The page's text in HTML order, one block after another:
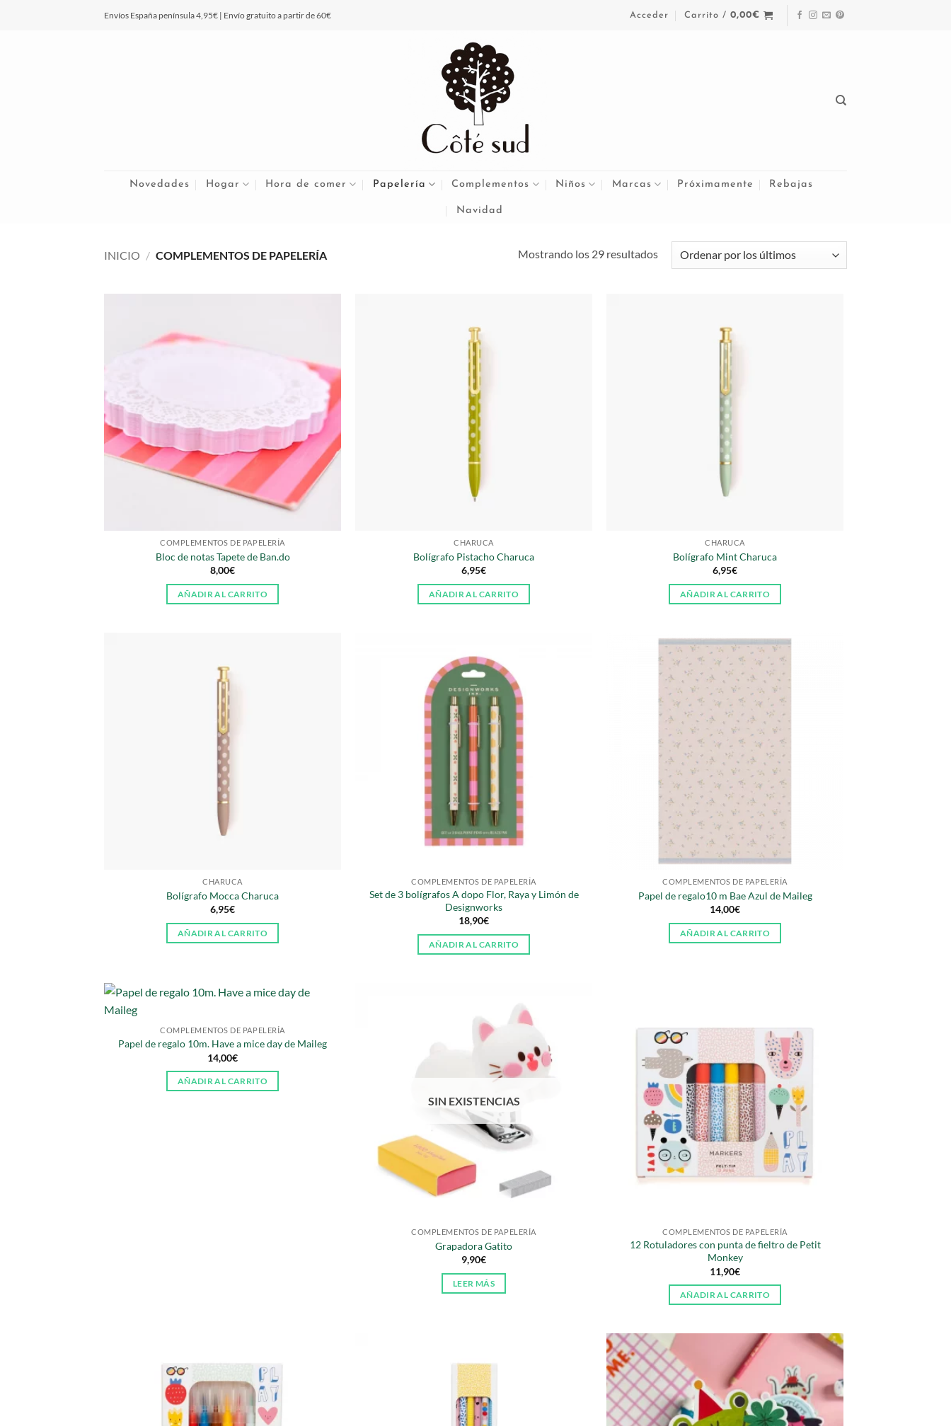
Envíos España península 4,95€ | Envío gratuito a partir de 60€ Acceder Carrito /0,00€
Novedades Hogar Hora de comer Papelería Complementos Niños Marcas Próximamente Rebajas
Navidad
INICIO / COMPLEMENTOS DE PAPELERÍA Mostrando los 29 resultadosOrdenado
por
COMPLEMENTOS DE PAPELERÍA
Bloc de notas Tapete de Ban.do
8,00€
AÑADIR AL CARRITO
CHARUCA
Bolígrafo Pistacho Charuca
6,95€
AÑADIR AL CARRITO
CHARUCA
Bolígrafo Mint Charuca
6,95€
AÑADIR AL CARRITO
CHARUCA
Bolígrafo Mocca Charuca
6,95€
AÑADIR AL CARRITO
COMPLEMENTOS DE PAPELERÍA
Set de 3 bolígrafos A dopo Flor, Raya y Limón de
Designworks
18,90€
AÑADIR AL CARRITO
COMPLEMENTOS DE PAPELERÍA
Papel de regalo10 m Bae Azul de Maileg
14,00€
AÑADIR AL CARRITO
COMPLEMENTOS DE PAPELERÍA
Papel de regalo 10m. Have a mice day de Maileg
14,00€
AÑADIR AL CARRITO
SIN EXISTENCIAS
COMPLEMENTOS DE PAPELERÍA
Grapadora Gatito
9,90€
LEER MÁS
COMPLEMENTOS DE PAPELERÍA
12 Rotuladores con punta de fieltro de Petit
Monkey
11,90€
AÑADIR AL CARRITO